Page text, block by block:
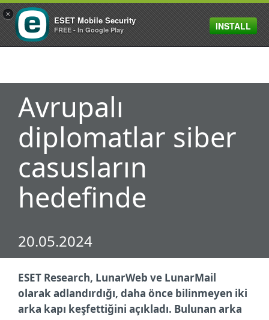
MENU
Avrupalı
diplomatlar siber
casusların
hedefinde
20.05.2024
ESET Research, LunarWeb ve LunarMail
olarak adlandırdığı, daha önce bilinmeyen iki
arka kapı keşfettiğini açıkladı. Bulunan arka
×
ESET Mobile Security
FREE - In Google Play INSTALL